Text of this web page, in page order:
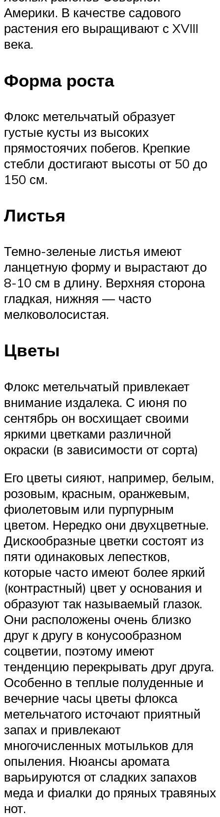
Америки. В качестве садового
растения его выращивают с XVIII
века.
Форма роста
Флокс метельчатый образует
густые кусты из высоких
прямостоячих побегов. Крепкие
стебли достигают высоты от 50 до
150 см.
Листья
Темно-зеленые листья имеют
ланцетную форму и вырастают до
8-10 см в длину. Верхняя сторона
гладкая, нижняя — часто
мелковолосистая.
Цветы
Флокс метельчатый привлекает
внимание издалека. С июня по
сентябрь он восхищает своими
яркими цветками различной
окраски (в зависимости от сорта)
Его цветы сияют, например, белым,
розовым, красным, оранжевым,
фиолетовым или пурпурным
цветом. Нередко они двухцветные.
Дискообразные цветки состоят из
пяти одинаковых лепестков,
которые часто имеют более яркий
(контрастный) цвет у основания и
образуют так называемый глазок.
Они расположены очень близко
друг к другу в конусообразном
соцветии, поэтому имеют
тенденцию перекрывать друг друга.
Особенно в теплые полуденные и
вечерние часы цветы флокса
метельчатого источают приятный
запах и привлекают
многочисленных мотыльков для
опыления. Нюансы аромата
варьируются от сладких запахов
меда и фиалки до пряных травяных
нот.